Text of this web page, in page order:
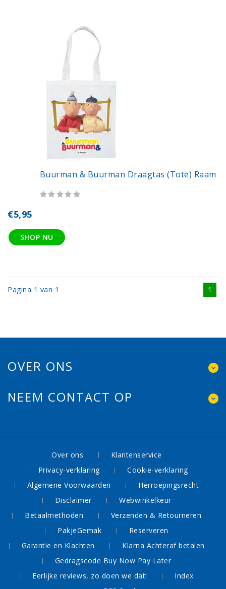
Buurman & Buurman Draagtas (tote) Raam
€5,95
SHOP NU
Pagina 1 van 1 1
OVER ONS
NEEM CONTACT OP
Over ons
Klantenservice
Privacy-verklaring
Cookie-verklaring
Algemene Voorwaarden
Herroepingsrecht
Disclaimer
Webwinkelkeur
Betaalmethoden
Verzenden & Retourneren
PakjeGemak
Reserveren
Garantie en Klachten
Klarna Achteraf betalen
Gedragscode Buy Now Pay Later
Eerlijke reviews, zo doen we dat!
Index